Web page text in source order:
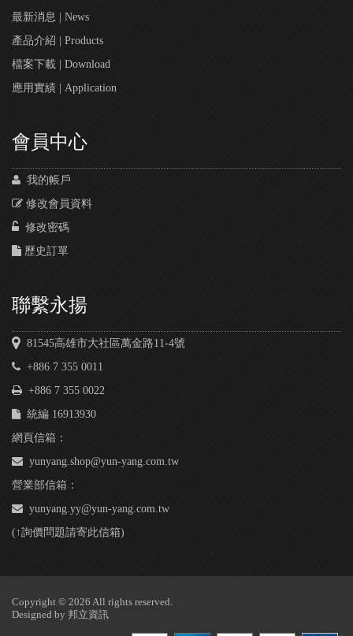
最新消息 | News
產品介紹 | Products
檔案下載 | Download
應用實績 | Application
會員中心
我的帳戶
修改會員資料
修改密碼
歷史訂單
聯繫永揚
81545高雄市大社區萬金路11-4號
+886 7 355 0011
+886 7 355 0022
統編 16913930
網頁信箱：
yunyang.shop@yun-yang.com.tw
營業部信箱：
yunyang.yy@yun-yang.com.tw
(↑詢價問題請寄此信箱)
Copyright © 2026 All rights reserved.
Designed by 邦立資訊